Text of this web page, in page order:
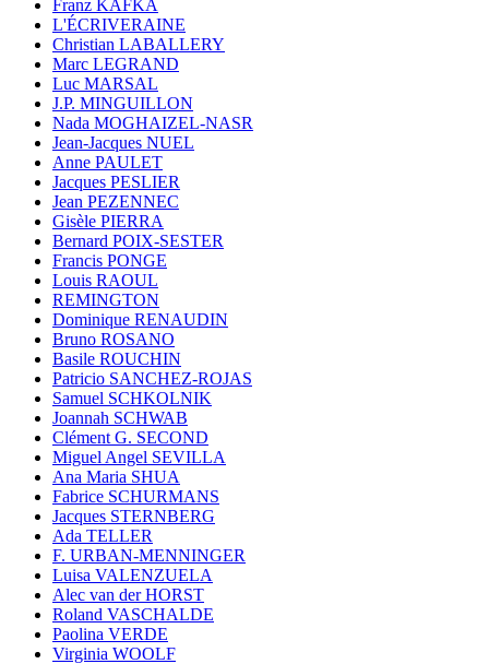
Franz KAFKA
L'ÉCRIVERAINE
Christian LABALLERY
Marc LEGRAND
Luc MARSAL
J.P. MINGUILLON
Nada MOGHAIZEL-NASR
Jean-Jacques NUEL
Anne PAULET
Jacques PESLIER
Jean PEZENNEC
Gisèle PIERRA
Bernard POIX-SESTER
Francis PONGE
Louis RAOUL
REMINGTON
Dominique RENAUDIN
Bruno ROSANO
Basile ROUCHIN
Patricio SANCHEZ-ROJAS
Samuel SCHKOLNIK
Joannah SCHWAB
Clément G. SECOND
Miguel Angel SEVILLA
Ana Maria SHUA
Fabrice SCHURMANS
Jacques STERNBERG
Ada TELLER
F. URBAN-MENNINGER
Luisa VALENZUELA
Alec van der HORST
Roland VASCHALDE
Paolina VERDE
Virginia WOOLF